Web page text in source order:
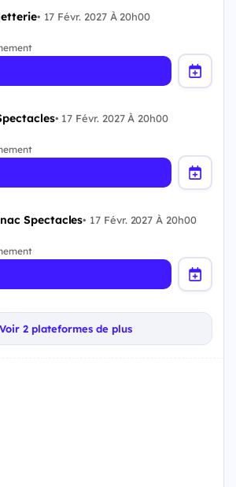
• 17 Févr. 2027 À 20h00
• 17 Févr. 2027 À 20h00
Spectacles• 17 Févr. 2027 À 20h00
Voir 2 plateformes de plus